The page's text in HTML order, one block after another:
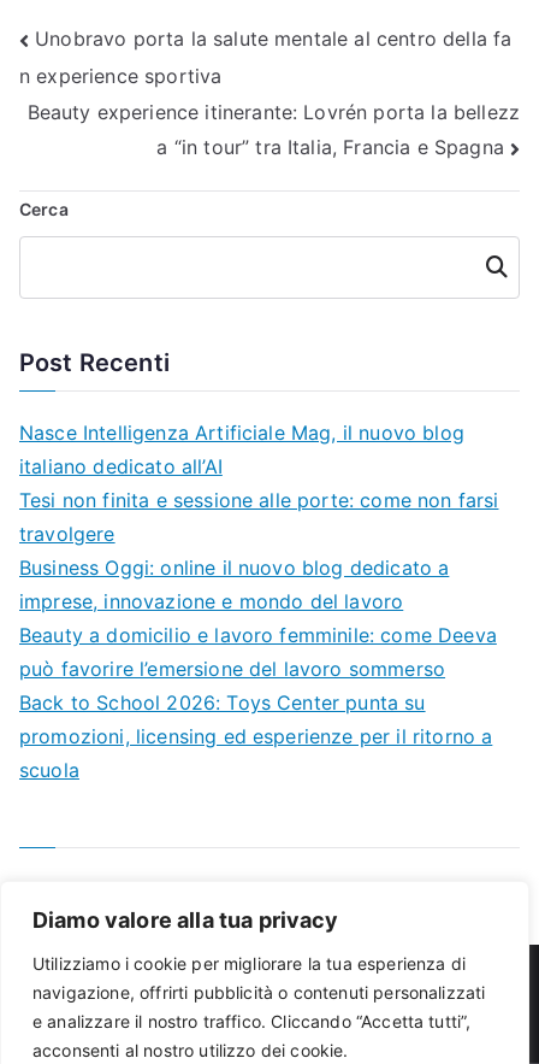
Diamo valore alla tua privacy
Utilizziamo i cookie per migliorare la tua esperienza di
navigazione, offrirti pubblicità o contenuti personalizzati
e analizzare il nostro traffico. Cliccando “Accetta tutti”,
acconsenti al nostro utilizzo dei cookie.
Navigazione
articoli
Unobravo porta la salute mentale al centro della fa
n experience sportiva
Beauty experience itinerante: Lovrén porta la bellezz
a “in tour” tra Italia, Francia e Spagna
Cerca
Cerca
Post Recenti
Nasce Intelligenza Artificiale Mag, il nuovo blog
italiano dedicato all’AI
Tesi non finita e sessione alle porte: come non farsi
travolgere
Business Oggi: online il nuovo blog dedicato a
imprese, innovazione e mondo del lavoro
Beauty a domicilio e lavoro femminile: come Deeva
può favorire l’emersione del lavoro sommerso
Back to School 2026: Toys Center punta su
promozioni, licensing ed esperienze per il ritorno a
scuola